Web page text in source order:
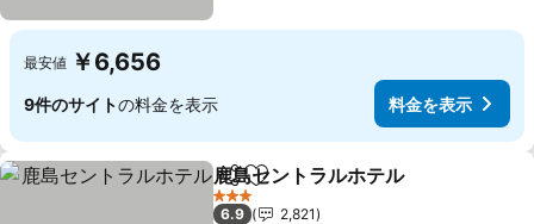
最安値 ￥6,656
9件のサイトの料金を表示 料金を表示
シェアお気に入りに追加
鹿島セントラルホテル
3 ホテルのランク
6.9
2,821